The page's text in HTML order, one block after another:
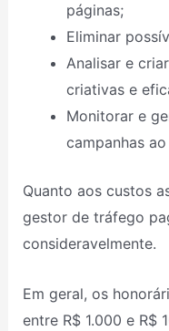
páginas;
Eliminar
Analisar e
criativas e
Monitorar e
campanhas
Quanto aos custos
gestor de tráfego
consideravelmente.
Em geral, os
entre R$ 1.000 e R$